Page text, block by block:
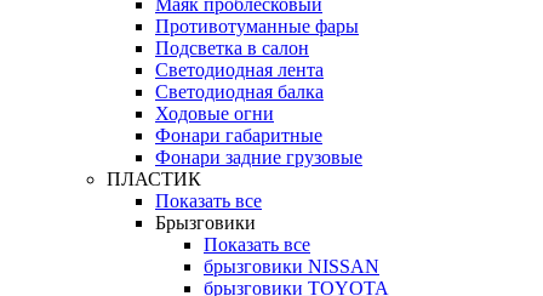
Маяк проблесковый
Противотуманные фары
Подсветка в салон
Светодиодная лента
Светодиодная балка
Ходовые огни
Фонари габаритные
Фонари задние грузовые
ПЛАСТИК
Показать все
Брызговики
Показать все
брызговики NISSAN
брызговики TOYOTA